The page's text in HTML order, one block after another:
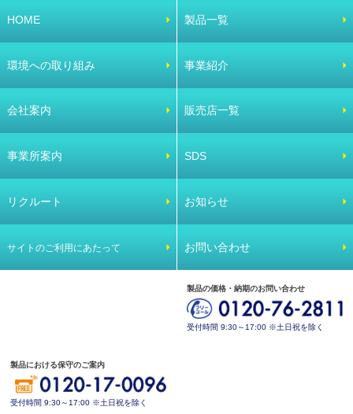
HOME 製品一覧
環境への取り組み 事業紹介
会社案内 販売店一覧
事業所案内 SDS
リクルート お知らせ
サイトのご利用にあたって お問い合わせ
製品の価格・納期のお問い合わせ
受付時間 9:30～17:00 ※土日祝を除く
製品における保守のご案内
受付時間 9:30～17:00 ※土日祝を除く